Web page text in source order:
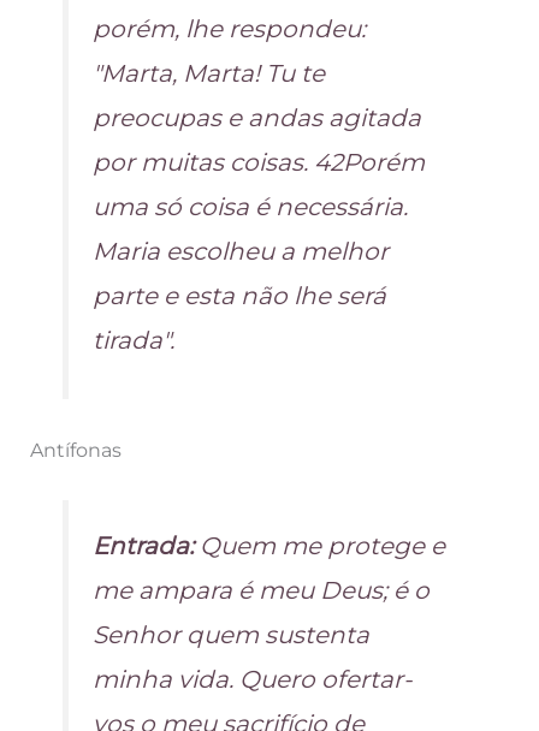
porém, lhe respondeu:
"Marta, Marta! Tu te
preocupas e andas agitada
por muitas coisas. 42Porém
uma só coisa é necessária.
Maria escolheu a melhor
parte e esta não lhe será
tirada".
Antífonas
Entrada:Quem me protege e
me ampara é meu Deus; é o
Senhor quem sustenta
minha vida. Quero ofertar-
vos o meu sacrifício de